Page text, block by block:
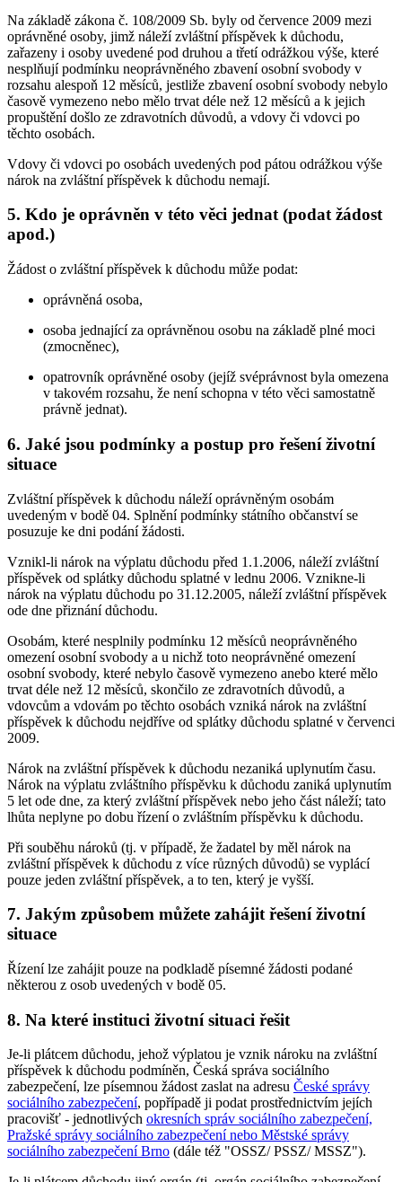
Na základě zákona č. 108/2009 Sb. byly od července 2009 mezi
oprávněné osoby, jimž náleží zvláštní příspěvek k důchodu,
zařazeny i osoby uvedené pod druhou a třetí odrážkou výše, které
nesplňují podmínku neoprávněného zbavení osobní svobody v
rozsahu alespoň 12 měsíců, jestliže zbavení osobní svobody nebylo
časově vymezeno nebo mělo trvat déle než 12 měsíců a k jejich
propuštění došlo ze zdravotních důvodů, a vdovy či vdovci po
těchto osobách.
Vdovy či vdovci po osobách uvedených pod pátou odrážkou výše
nárok na zvláštní příspěvek k důchodu nemají.
5. Kdo je oprávněn v této věci jednat (podat žádost
apod.)
Žádost o zvláštní příspěvek k důchodu může podat:
oprávněná osoba,
osoba jednající za oprávněnou osobu na základě plné moci
(zmocněnec),
opatrovník oprávněné osoby (jejíž svéprávnost byla omezena
v takovém rozsahu, že není schopna v této věci samostatně
právně jednat).
6. Jaké jsou podmínky a postup pro řešení životní
situace
Zvláštní příspěvek k důchodu náleží oprávněným osobám
uvedeným v bodě 04. Splnění podmínky státního občanství se
posuzuje ke dni podání žádosti.
Vznikl-li nárok na výplatu důchodu před 1.1.2006, náleží zvláštní
příspěvek od splátky důchodu splatné v lednu 2006. Vznikne-li
nárok na výplatu důchodu po 31.12.2005, náleží zvláštní příspěvek
ode dne přiznání důchodu.
Osobám, které nesplnily podmínku 12 měsíců neoprávněného
omezení osobní svobody a u nichž toto neoprávněné omezení
osobní svobody, které nebylo časově vymezeno anebo které mělo
trvat déle než 12 měsíců, skončilo ze zdravotních důvodů, a
vdovcům a vdovám po těchto osobách vzniká nárok na zvláštní
příspěvek k důchodu nejdříve od splátky důchodu splatné v červenci
2009.
Nárok na zvláštní příspěvek k důchodu nezaniká uplynutím času.
Nárok na výplatu zvláštního příspěvku k důchodu zaniká uplynutím
5 let ode dne, za který zvláštní příspěvek nebo jeho část náleží; tato
lhůta neplyne po dobu řízení o zvláštním příspěvku k důchodu.
Při souběhu nároků (tj. v případě, že žadatel by měl nárok na
zvláštní příspěvek k důchodu z více různých důvodů) se vyplácí
pouze jeden zvláštní příspěvek, a to ten, který je vyšší.
7. Jakým způsobem můžete zahájit řešení životní
situace
Řízení lze zahájit pouze na podkladě písemné žádosti podané
některou z osob uvedených v bodě 05.
8. Na které instituci životní situaci řešit
Je-li plátcem důchodu, jehož výplatou je vznik nároku na zvláštní
příspěvek k důchodu podmíněn, Česká správa sociálního
zabezpečení, lze písemnou žádost zaslat na adresu České správy
sociálního zabezpečení, popřípadě ji podat prostřednictvím jejích
pracovišť - jednotlivých okresních správ sociálního zabezpečení,
Pražské správy sociálního zabezpečení nebo Městské správy
sociálního zabezpečení Brno (dále též "OSSZ/ PSSZ/ MSSZ").